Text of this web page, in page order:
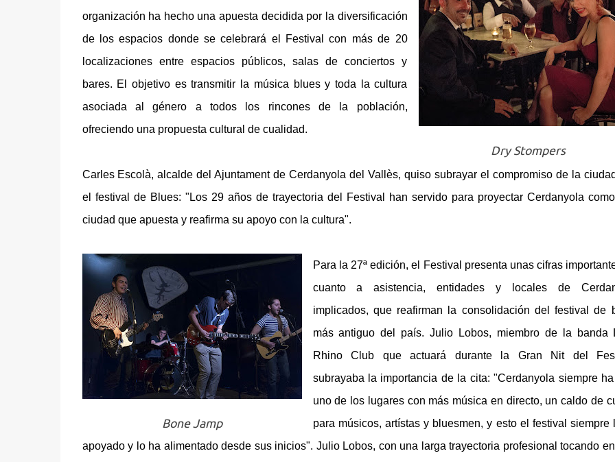
Dry Stompers
organización ha hecho una apuesta decidida por la diversificación
de los espacios donde se celebrará el Festival con más de 20
localizaciones entre espacios públicos, salas de conciertos y
bares. El objetivo es transmitir la música blues y toda la cultura
asociada al género a todos los rincones de la población,
ofreciendo una propuesta cultural de cualidad.
Carles Escolà, alcalde del Ajuntament de Cerdanyola del Vallès, quiso subrayar el compromiso de la
el festival de Blues: "Los 29 años de trayectoria del Festival han servido para proyectar Cerdanyola
ciudad que apuesta y reafirma su apoyo con la cultura".
Bone Jamp
Para la 27ª edición, el Festival presenta unas cifras
cuanto a asistencia, entidades y locales de
implicados, que reafirman la consolidación del festival de
más antiguo del país. Julio Lobos, miembro de la banda
Rhino Club que actuará durante la Gran Nit del
subrayaba la importancia de la cita: "Cerdanyola siempre
uno de los lugares con más música en directo, un caldo de
para músicos, artístas y bluesmen, y esto el festival siempre
apoyado y lo ha alimentado desde sus inicios". Julio Lobos, con una larga trayectoria profesional tocando